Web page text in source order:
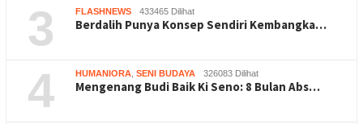
3 FLASHNEWS 433465 Dilihat
Berdalih Punya Konsep Sendiri Kembangka…
4 HUMANIORA SENI BUDAYA 326083 Dilihat
Mengenang Budi Baik Ki Seno: 8 Bulan Abs…